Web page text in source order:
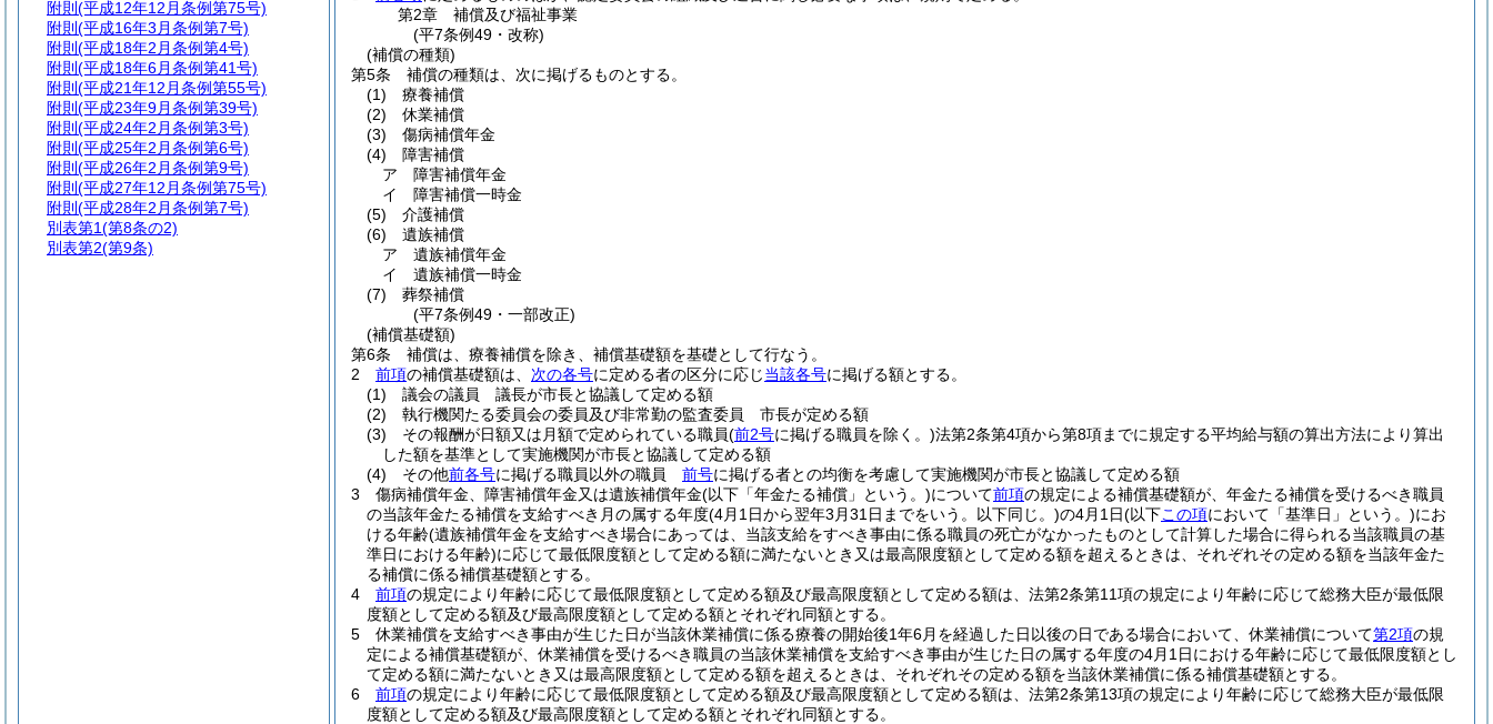
第2章
補償及び福祉事業
(平7条例49・改称)
(補償の種類)
第5条
補償の種類は、次に掲げるものとする。
(1)
療養補償
(2)
休業補償
(3)
傷病補償年金
(4)
障害補償
ア
障害補償年金
イ
障害補償一時金
(5)
介護補償
(6)
遺族補償
ア
遺族補償年金
イ
遺族補償一時金
(7)
葬祭補償
(平7条例49・一部改正)
(補償基礎額)
第6条
補償は、療養補償を除き、補償基礎額を基礎として行なう。
2
前項の補償基礎額は、 次の各号に定める者の区分に応じ当該各号に掲げる額とする。
(1)
議会の議員 議長が市長と協議して定める額
(2)
執行機関たる委員会の委員及び非常勤の監査委員 市長が定める額
(3)
その報酬が日額又は月額で定められている職員(前2号に掲げる職員を除く。)法第2条第4項から第8項までに規定する平均給与額の算出方法により算出
した額を基準として実施機関が市長と協議して定める額
(4)
その他前各号に掲げる職員以外の職員 前号に掲げる者との均衡を考慮して実施機関が市長と協議して定める額
3
傷病補償年金、障害補償年金又は遺族補償年金(以下「年金たる補償」という。)について前項の規定による補償基礎額が、年金たる補償を受けるべき職員
の当該年金たる補償を支給すべき月の属する年度(4月1日から翌年3月31日までをいう。以下同じ。)の4月1日(以下この項において「基準日」という。)にお
ける年齢(遺族補償年金を支給すべき場合にあっては、当該支給をすべき事由に係る職員の死亡がなかったものとして計算した場合に得られる当該職員の基
準日における年齢)に応じて最低限度額として定める額に満たないとき又は最高限度額として定める額を超えるときは、それぞれその定める額を当該年金た
る補償に係る補償基礎額とする。
4
前項の規定により年齢に応じて最低限度額として定める額及び最高限度額として定める額は、法第2条第11項の規定により年齢に応じて総務大臣が最低限
度額として定める額及び最高限度額として定める額とそれぞれ同額とする。
5
休業補償を支給すべき事由が生じた日が当該休業補償に係る療養の開始後1年6月を経過した日以後の日である場合において、休業補償について第2項の規
定による補償基礎額が、休業補償を受けるべき職員の当該休業補償を支給すべき事由が生じた日の属する年度の4月1日における年齢に応じて最低限度額とし
て定める額に満たないとき又は最高限度額として定める額を超えるときは、それぞれその定める額を当該休業補償に係る補償基礎額とする。
6
前項の規定により年齢に応じて最低限度額として定める額及び最高限度額として定める額は、法第2条第13項の規定により年齢に応じて総務大臣が最低限
度額として定める額及び最高限度額として定める額とそれぞれ同額とする。
附則 (平成12年12月条例第75号)
附則 (平成16年3月条例第7号)
附則 (平成18年2月条例第4号)
附則 (平成18年6月条例第41号)
附則 (平成21年12月条例第55号)
附則 (平成23年9月条例第39号)
附則 (平成24年2月条例第3号)
附則 (平成25年2月条例第6号)
附則 (平成26年2月条例第9号)
附則 (平成27年12月条例第75号)
附則 (平成28年2月条例第7号)
別表第1(第8条の2)
別表第2(第9条)